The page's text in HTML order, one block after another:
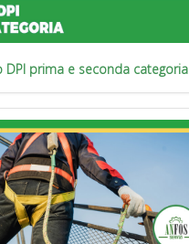
DPI prima e seconda categoria